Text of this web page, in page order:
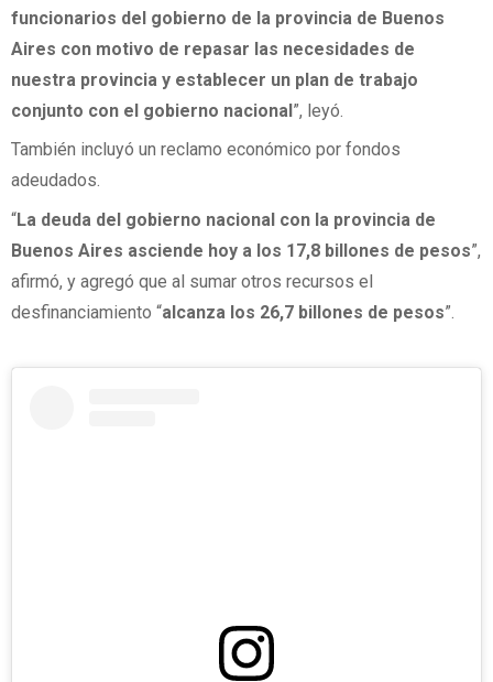
funcionarios del gobierno de la provincia de Buenos
Aires con motivo de repasar las necesidades de
nuestra provincia y establecer un plan de trabajo
conjunto con el gobierno nacional”, leyó.
También incluyó un reclamo económico por fondos
adeudados.
“La deuda del gobierno nacional con la provincia de
Buenos Aires asciende hoy a los 17,8 billones de pesos”,
afirmó, y agregó que al sumar otros recursos el
desfinanciamiento “alcanza los 26,7 billones de pesos”.